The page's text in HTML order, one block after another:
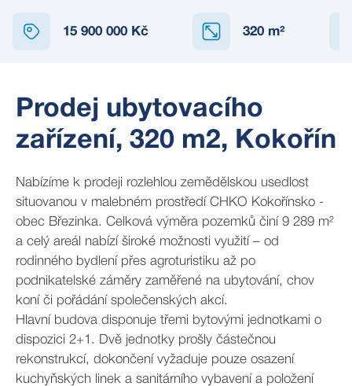
15 900 000 Kč 320 m²
Prodej ubytovacího
zařízení, 320 m2, Kokořín
Nabízíme k prodeji rozlehlou zemědělskou usedlost
situovanou v malebném prostředí CHKO Kokořínsko -
obec Březinka. Celková výměra pozemků činí 9 289 m²
a celý areál nabízí široké možnosti využití – od
rodinného bydlení přes agroturistiku až po
podnikatelské záměry zaměřené na ubytování, chov
koní či pořádání společenských akcí.
Hlavní budova disponuje třemi bytovými jednotkami o
dispozici 2+1. Dvě jednotky prošly částečnou
rekonstrukcí, dokončení vyžaduje pouze osazení
kuchyňských linek a sanitárního vybavení a položení